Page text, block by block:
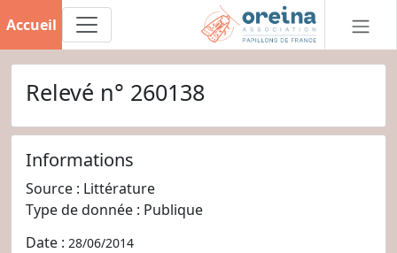
Accueil
Relevé n° 260138
Informations
Source : Littérature
Type de donnée : Publique
Date : 28/06/2014